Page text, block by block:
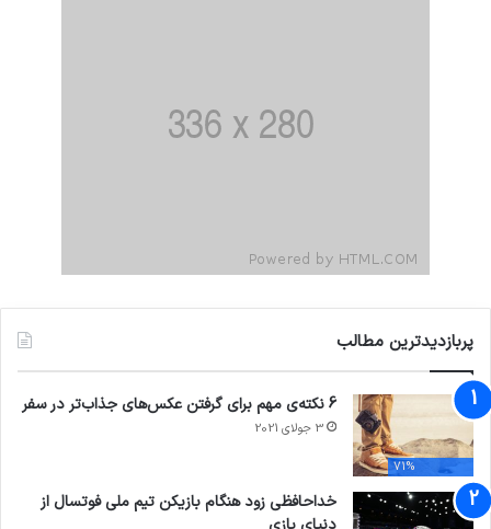
پربازدیدترین مطالب
71%
6 نکته‌ی مهم برای گرفتن عکس‌های جذاب‌تر در سفر
3 جولای 2021
خداحافظی زود هنگام بازیکن تیم ملی فوتسال از